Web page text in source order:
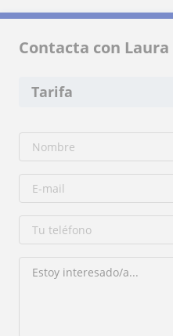
Contacta con Laura
Tarifa